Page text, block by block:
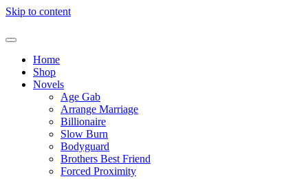
Skip to content
Home
Shop
Novels
Age Gab
Arrange Marriage
Billionaire
Slow Burn
Bodyguard
Brothers Best Friend
Forced Proximity